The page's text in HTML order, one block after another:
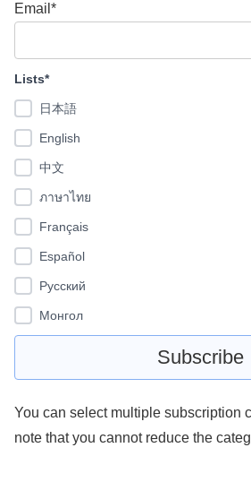
Email*
Lists*
日本語
English
中文
ภาษาไทย
Français
Español
Pусский
Монгол
You can select multiple subscription
note that you cannot reduce the